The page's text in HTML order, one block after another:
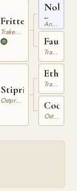
Fritter
Trakehner
Stipringa
Ostpreussare
x Angloarabiskt Fullblod
Trakehner
Ethon
Trakehner
Ostpreussare